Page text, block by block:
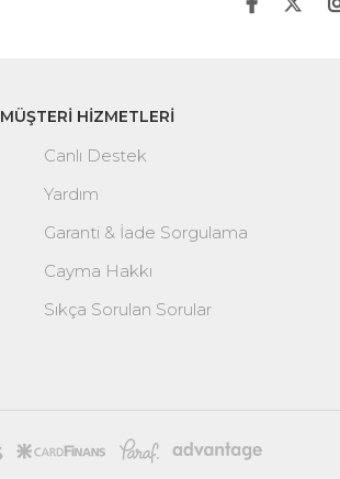
MÜŞTERİ HİZMETLERİ
Canlı Destek
Yardım
Garanti & İade Sorgulama
Cayma Hakkı
Sıkça Sorulan Sorular